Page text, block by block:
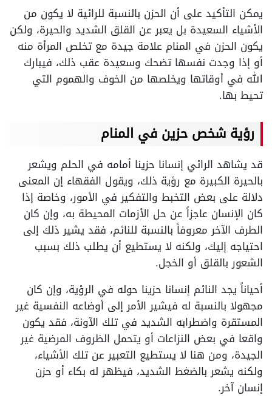
يمكن التأكيد على أن الحزن بالنسبة للرائية لا يكون من
الأشياء السعيدة بل يعبر عن القلق الشديد والحيرة، ولكن
يكون الحزن في المنام علامة جيدة مع تخلص المرأة منه
أو إذا وجدت نفسها تضحك وسعيدة عقب ذلك، فيبارك
الله في أوقاتها ويخلصها من الخوف والهموم التي
تحيط بها.
رؤية شخص حزين في المنام
قد يشاهد الرائي إنسانا حزينا أمامه في الحلم ويشعر
بالحيرة الكبيرة مع رؤية ذلك، ويقول الفقهاء إن المعنى
دلالة على بعض التخبط والتفكير في الأمور، وخاصة إذا
كان الإنسان عاجزاً عن حل الأزمات المحيطة به، وإن كان
الطرف الآخر معروفاً بالنسبة للنائم، فقد يشير ذلك إلى
احتياجه إليك، ولكنه لا يستطيع أن يطلب ذلك بسبب
الشعور بالقلق أو الخجل.
أحياناً يجد النائم إنسانا حزينا حوله في الرؤية، وإن كان
مجهولا بالنسبة له فيشير الأمر إلى أوضاعه النفسية غير
المستقرة واضطرابه الشديد في تلك الآونة، فقد يكون
واقعا في بعض النزاعات أو يتحمل الظروف المرضية غير
الجيدة، ومن هنا لا يستطيع التعبير عن تلك الأشياء،
ولكنه يشعر بالضغط الشديد، فيظهر له بكاء أو حزن
إنسان آخر.